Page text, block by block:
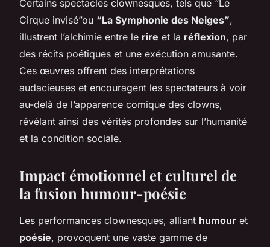
Certains spectacles clownesques, tels que “Le
Cirque invisé”ou “La Symphonie des Neiges”,
illustrent l’alchimie entre le rire et la réflexion, par
des récits poétiques et une exécution amusante.
Ces œuvres offrent des interprétations
audacieuses et encouragent les spectateurs à voir
au-delà de l’apparence comique des clowns,
révélant ainsi des vérités profondes sur l’humanité
et la condition sociale.
Impact émotionnel et culturel de
la fusion humour-poésie
Les performances clownesques, alliant humour et
poésie, provoquent une vaste gamme de